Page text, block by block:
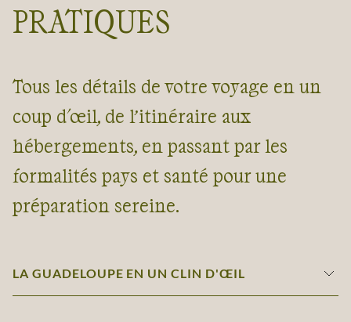
PRATIQUES
Tous les détails de votre voyage en un
coup d'œil, de l’itinéraire aux
hébergements, en passant par les
formalités pays et santé pour une
préparation sereine.
LA GUADELOUPE EN UN CLIN D'ŒIL